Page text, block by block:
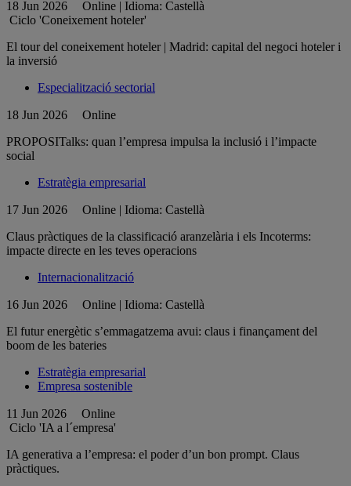
18 Jun 2026
Online | Idioma: Castellà
Ciclo 'Coneixement hoteler'
El tour del coneixement hoteler | Madrid: capital del negoci hoteler i
la inversió
Especialització sectorial
18 Jun 2026
Online
PROPOSITalks: quan l’empresa impulsa la inclusió i l’impacte
social
Estratègia empresarial
17 Jun 2026
Online | Idioma: Castellà
Claus pràctiques de la classificació aranzelària i els Incoterms:
impacte directe en les teves operacions
Internacionalització
16 Jun 2026
Online | Idioma: Castellà
El futur energètic s’emmagatzema avui: claus i finançament del
boom de les bateries
Estratègia empresarial
Empresa sostenible
11 Jun 2026
Online
Ciclo 'IA a l´empresa'
IA generativa a l’empresa: el poder d’un bon prompt. Claus
pràctiques.